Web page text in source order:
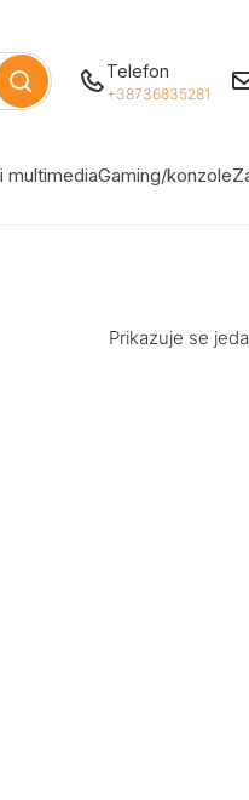
Telefon
+38736835281
multimediaGaming/konzole
Prikazuje se